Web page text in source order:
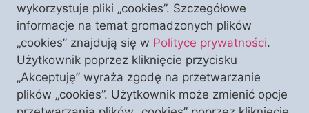
redaktor portalu PCh24.pl i telewizji PCh24TV
wygłosi intrygującą prelekcję pt. „Przebudowa
Kościoła. Wszystko może się zmienić”. Zapraszamy
Państwa na spotkanie z red. Pawłem Chmielewskim
– już w najbliższy czwartek, 25 listopada 2021 r. w
Szczecinie. Wstęp wolny! Stowarzyszenie „Polonia
wykorzystuje pliki „cookies”. Szczegółowe
informacje na temat gromadzonych plików
„cookies” znajdują się w Polityce prywatności.
Użytkownik poprzez kliknięcie przycisku
„Akceptuję” wyraża zgodę na przetwarzanie
plików „cookies”. Użytkownik może zmienić opcje